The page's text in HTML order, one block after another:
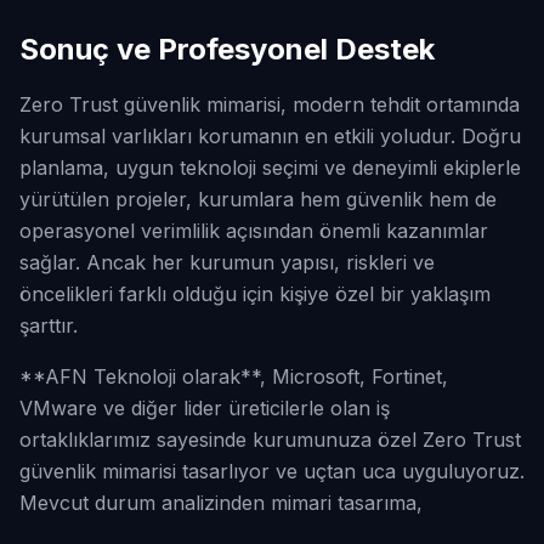
Sonuç ve Profesyonel Destek
Zero Trust güvenlik mimarisi, modern tehdit ortamında
kurumsal varlıkları korumanın en etkili yoludur. Doğru
planlama, uygun teknoloji seçimi ve deneyimli ekiplerle
yürütülen projeler, kurumlara hem güvenlik hem de
operasyonel verimlilik açısından önemli kazanımlar
sağlar. Ancak her kurumun yapısı, riskleri ve
öncelikleri farklı olduğu için kişiye özel bir yaklaşım
şarttır.
**AFN Teknoloji olarak**, Microsoft, Fortinet,
VMware ve diğer lider üreticilerle olan iş
ortaklıklarımız sayesinde kurumunuza özel Zero Trust
güvenlik mimarisi tasarlıyor ve uçtan uca uyguluyoruz.
Mevcut durum analizinden mimari tasarıma,